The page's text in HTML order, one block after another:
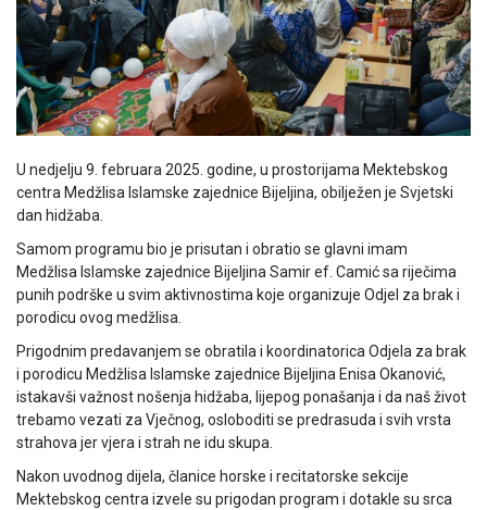
U nedjelju 9. februara 2025. godine, u prostorijama Mektebskog
centra Medžlisa Islamske zajednice Bijeljina, obilježen je Svjetski
dan hidžaba.
Samom programu bio je prisutan i obratio se glavni imam
Medžlisa Islamske zajednice Bijeljina Samir ef. Camić sa riječima
punih podrške u svim aktivnostima koje organizuje Odjel za brak i
porodicu ovog medžlisa.
Prigodnim predavanjem se obratila i koordinatorica Odjela za brak
i porodicu Medžlisa Islamske zajednice Bijeljina Enisa Okanović,
istakavši važnost nošenja hidžaba, lijepog ponašanja i da naš život
trebamo vezati za Vječnog, osloboditi se predrasuda i svih vrsta
strahova jer vjera i strah ne idu skupa.
Nakon uvodnog dijela, članice horske i recitatorske sekcije
Mektebskog centra izvele su prigodan program i dotakle su srca